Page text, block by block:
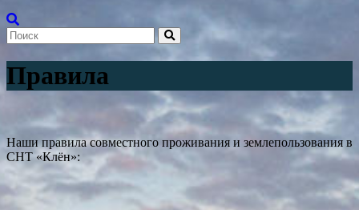
Правила
Наши правила совместного проживания и землепользования в
СНТ «Клён»: